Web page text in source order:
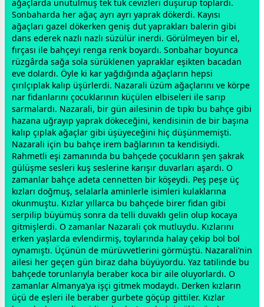
ağaçlarda unutulmuş tek tük cevizleri düşürüp toplardı.
Sonbaharda her ağaç ayrı ayrı yaprak dökerdi. Kayısı
ağaçları gazel dökerken geniş dut yaprakları balerin gibi
dans ederek nazlı nazlı süzülür inerdi. Görülmeyen bir el,
fırçası ile bahçeyi renga renk boyardı. Sonbahar boyunca
rüzgârda sağa sola sürüklenen yapraklar eşikten bacadan
eve dolardı. Öyle ki kar yağdığında ağaçların hepsi
çırılçıplak kalıp üşürlerdi. Nazarali üzüm ağaçlarını ve körpe
nar fidanlarını çocuklarının küçülen elbiseleri ile sarıp
sarmalardı. Nazarali, bir gün ailesinin de tıpkı bu bahçe gibi
hazana uğrayıp yaprak dökeceğini, kendisinin de bir başına
kalıp çıplak ağaçlar gibi üşüyeceğini hiç düşünmemişti.
Nazarali için bu bahçe irem bağlarının ta kendisiydi.
Rahmetli eşi zamanında bu bahçede çocukların şen şakrak
gülüşme sesleri kuş seslerine karışır duvarları aşardı. O
zamanlar bahçe adeta cennetten bir köşeydi. Peş peşe üç
kızları doğmuş, selalarla aminlerle isimleri kulaklarına
okunmuştu. Kızlar yıllarca bu bahçede birer fidan gibi
serpilip büyümüş sonra da telli duvaklı gelin olup kocaya
gitmişlerdi. O zamanlar Nazarali çok mutluydu. Kızlarını
erken yaşlarda evlendirmiş, toylarında halay çekip bol bol
oynamıştı. Üçünün de mürüvvetlerini görmüştü. Nazarali’nin
ailesi her geçen gün biraz daha büyüyordu. Yaz tatilinde bu
bahçede torunlarıyla beraber koca bir aile oluyorlardı. O
zamanlar Almanya’ya işçi gitmek modaydı. Derken kızların
üçü de eşleri ile beraber gurbete göçüp gittiler. Kızlar